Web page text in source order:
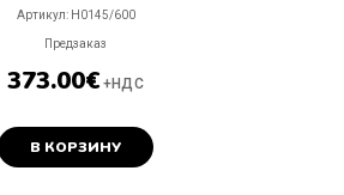
Артикул: H0145/600
Предзаказ
373.00€ +НДС
В КОРЗИНУ